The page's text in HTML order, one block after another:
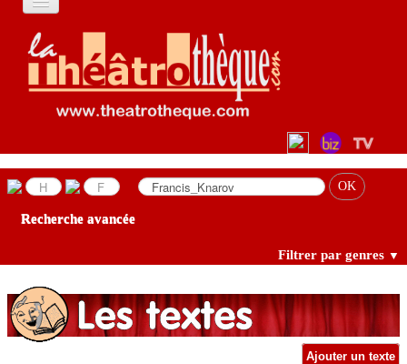
ACCUEIL
LES TEXTES
LES ANNONCES
Recherche avancée
Filtrer par genres ▼
Ajouter un texte